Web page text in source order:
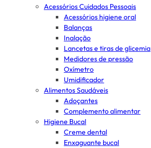
Acessórios Cuidados Pessoais
Acessórios higiene oral
Balanças
Inalação
Lancetas e tiras de glicemia
Medidores de pressão
Oxímetro
Umidificador
Alimentos Saudáveis
Adoçantes
Complemento alimentar
Higiene Bucal
Creme dental
Enxaguante bucal